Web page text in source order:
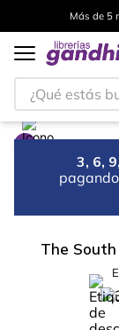
Más de 5
¿Qué estás
3, 6,
The
-